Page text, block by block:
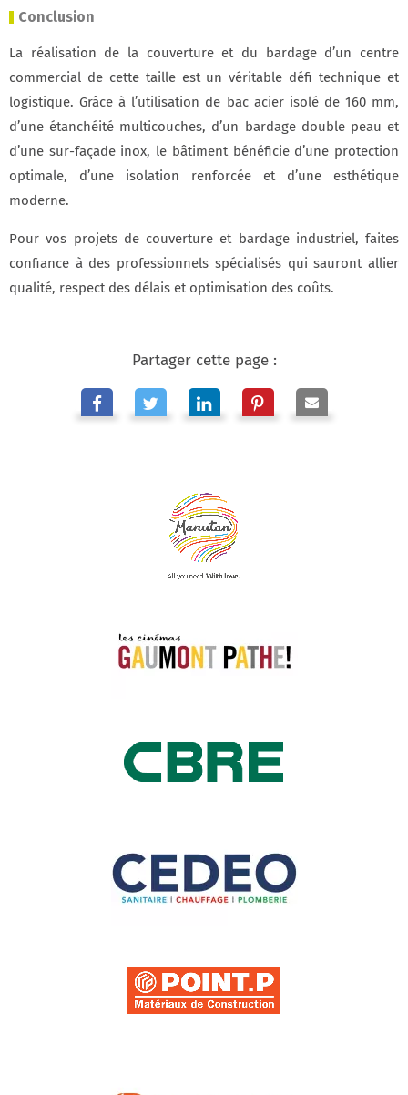
Conclusion
La réalisation de la couverture et du bardage d’un centre
commercial de cette taille est un véritable défi technique et
logistique. Grâce à l’utilisation de bac acier isolé de 160 mm,
d’une étanchéité multicouches, d’un bardage double peau et
d’une sur-façade inox, le bâtiment bénéficie d’une protection
optimale, d’une isolation renforcée et d’une esthétique
moderne.
Pour vos projets de couverture et bardage industriel, faites
confiance à des professionnels spécialisés qui sauront allier
qualité, respect des délais et optimisation des coûts.
Partager cette page :